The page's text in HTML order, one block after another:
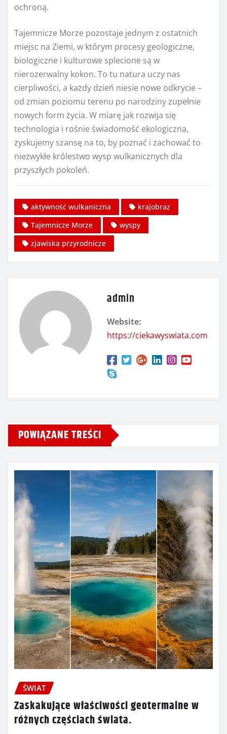
ochroną.
Tajemnicze Morze pozostaje jednym z ostatnich
miejsc na Ziemi, w którym procesy geologiczne,
biologiczne i kulturowe splecione są w
nierozerwalny kokon. To tu natura uczy nas
cierpliwości, a każdy dzień niesie nowe odkrycie –
od zmian poziomu terenu po narodziny zupełnie
nowych form życia. W miarę jak rozwija się
technologia i rośnie świadomość ekologiczna,
zyskujemy szansę na to, by poznać i zachować to
niezwykłe królestwo wysp wulkanicznych dla
przyszłych pokoleń.
aktywność wulkaniczna
krajobraz
Tajemnicze Morze
wyspy
zjawiska przyrodnicze
admin
Website:
https://ciekawyswiata.com
POWIĄZANE TREŚCI
ŚWIAT
Zaskakujące właściwości geotermalne w
różnych częściach świata.